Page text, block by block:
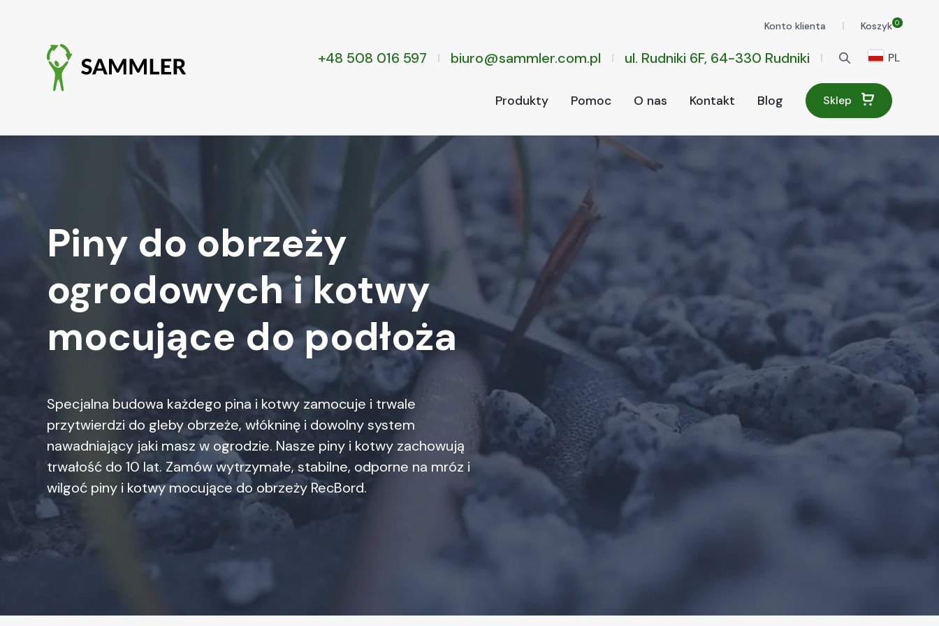
Konto klienta Koszyk 0
+48 508 016 597 biuro@sammler.com.pl ul. Rudniki 6F, 64-330 Rudniki PL
Produkty Pomoc O nas Kontakt Blog Sklep
Piny do obrzeży
ogrodowych i kotwy
mocujące do podłoża
Specjalna budowa każdego pina i kotwy zamocuje i trwale
przytwierdzi do gleby obrzeże, włókninę i dowolny system
nawadniający jaki masz w ogrodzie. Nasze piny i kotwy zachowują
trwałość do 10 lat. Zamów wytrzymałe, stabilne, odporne na mróz i
wilgoć piny i kotwy mocujące do obrzeży RecBord.